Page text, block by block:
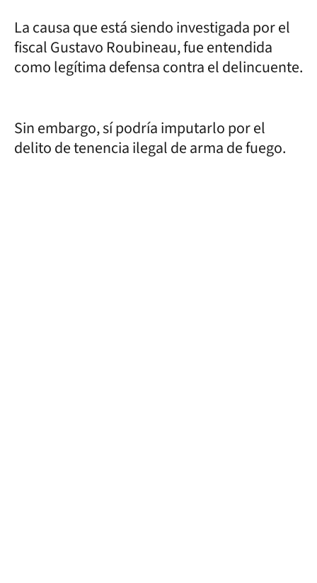
La causa que está siendo investigada por el
fiscal Gustavo Roubineau, fue entendida
como legítima defensa contra el delincuente.
Sin embargo, sí podría imputarlo por el
delito de tenencia ilegal de arma de fuego.